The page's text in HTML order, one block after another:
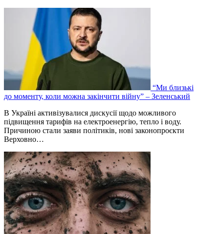
“Ми близькі
до моменту, коли можна закінчити війну” – Зеленський
В Україні активізувалися дискусії щодо можливого
підвищення тарифів на електроенергію, тепло і воду.
Причиною стали заяви політиків, нові законопроєкти
Верховно…